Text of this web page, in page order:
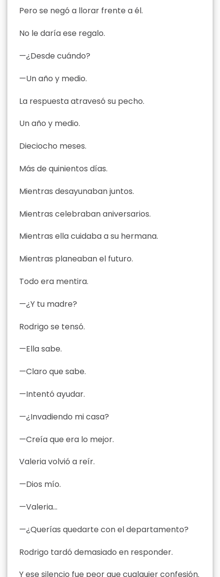
Pero se negó a llorar frente a él.
No le daría ese regalo.
—¿Desde cuándo?
—Un año y medio.
La respuesta atravesó su pecho.
Un año y medio.
Dieciocho meses.
Más de quinientos días.
Mientras desayunaban juntos.
Mientras celebraban aniversarios.
Mientras ella cuidaba a su hermana.
Mientras planeaban el futuro.
Todo era mentira.
—¿Y tu madre?
Rodrigo se tensó.
—Ella sabe.
—Claro que sabe.
—Intentó ayudar.
—¿Invadiendo mi casa?
—Creía que era lo mejor.
Valeria volvió a reír.
—Dios mío.
—Valeria…
—¿Querías quedarte con el departamento?
Rodrigo tardó demasiado en responder.
Y ese silencio fue peor que cualquier confesión.